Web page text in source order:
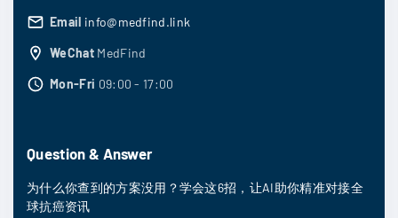
Email info@medfind.link
WeChat MedFind
Mon-Fri 09:00 - 17:00
Question & Answer
为什么你查到的方案没用？学会这6招，让AI助你精准对接全
球抗癌资讯